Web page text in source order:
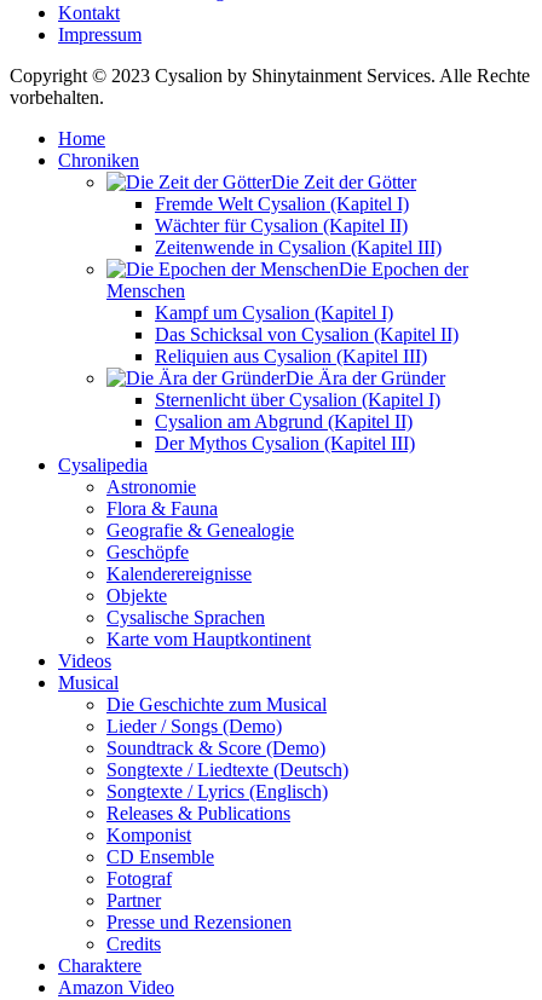
Kontakt
Impressum
Copyright © 2023 Cysalion by Shinytainment Services. Alle Rechte
vorbehalten.
Home
Chroniken
Die Zeit der Götter
Fremde Welt Cysalion (Kapitel I)
Wächter für Cysalion (Kapitel II)
Zeitenwende in Cysalion (Kapitel III)
Die Epochen der
Menschen
Kampf um Cysalion (Kapitel I)
Das Schicksal von Cysalion (Kapitel II)
Reliquien aus Cysalion (Kapitel III)
Die Ära der Gründer
Sternenlicht über Cysalion (Kapitel I)
Cysalion am Abgrund (Kapitel II)
Der Mythos Cysalion (Kapitel III)
Cysalipedia
Astronomie
Flora & Fauna
Geografie & Genealogie
Geschöpfe
Kalenderereignisse
Objekte
Cysalische Sprachen
Karte vom Hauptkontinent
Videos
Musical
Die Geschichte zum Musical
Lieder / Songs (Demo)
Soundtrack & Score (Demo)
Songtexte / Liedtexte (Deutsch)
Songtexte / Lyrics (Englisch)
Releases & Publications
Komponist
CD Ensemble
Fotograf
Partner
Presse und Rezensionen
Credits
Charaktere
Amazon Video